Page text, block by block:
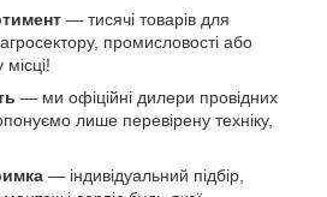
— тисячі товарів для
промисловості або
— ми офіційні дилери провідних
лише перевірену техніку,
— індивідуальний підбір,